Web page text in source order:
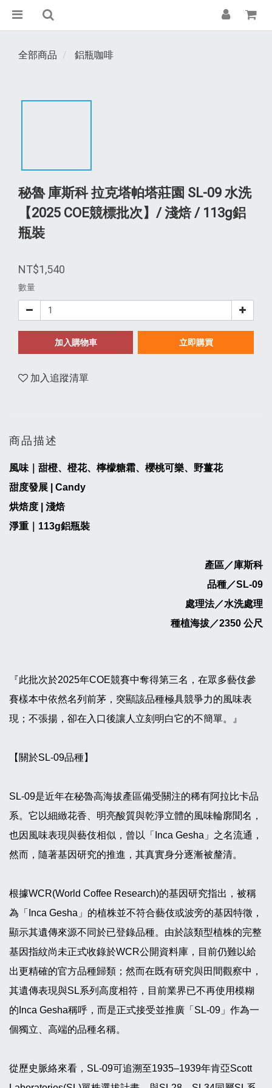
全部商品 鋁瓶咖啡
秘魯 庫斯科 拉克塔帕塔莊園 SL-09 水洗
【2025 COE競標批次】/ 淺焙 / 113g鋁
瓶裝
NT$1,540
數量
加入購物車 立即購買
加入追蹤清單
商品描述
風味｜甜橙、橙花、檸檬糖霜、櫻桃可樂、野薑花
甜度發展 | Candy
烘焙度 | 淺焙
淨重｜ 113g鋁瓶裝
產區／庫斯科
品種／SL-09
處理法／水洗處理
種植海拔／2350 公尺
『此批次於2025年COE競賽中奪得第三名，在眾多藝伎參
賽樣本中依然名列前茅，突顯該品種極具競爭力的風味表
現；不張揚，卻在入口後讓人立刻明白它的不簡單。』
【關於SL-09品種】
SL-09是近年在秘魯高海拔產區備受關注的稀有阿拉比卡品
系。它以細緻花香、明亮酸質與乾淨立體的風味輪廓聞名，
也因風味表現與藝伎相似，曾以「Inca Gesha」之名流通，
然而，隨著基因研究的推進，其真實身分逐漸被釐清。
根據WCR(World Coffee Research)的基因研究指出，被稱
為「Inca Gesha」的植株並不符合藝伎或波旁的基因特徵，
顯示其遺傳來源不同於已登錄品種。由於該類型植株的完整
基因指紋尚未正式收錄於WCR公開資料庫，目前仍難以給
出更精確的官方品種歸類；然而在既有研究與田間觀察中，
其遺傳表現與SL系列高度相符，目前業界已不再使用模糊
的Inca Gesha稱呼，而是正式接受並推廣「SL-09」作為一
個獨立、高端的品種名稱。
從歷史脈絡來看，SL-09可追溯至1935–1939年肯亞Scott